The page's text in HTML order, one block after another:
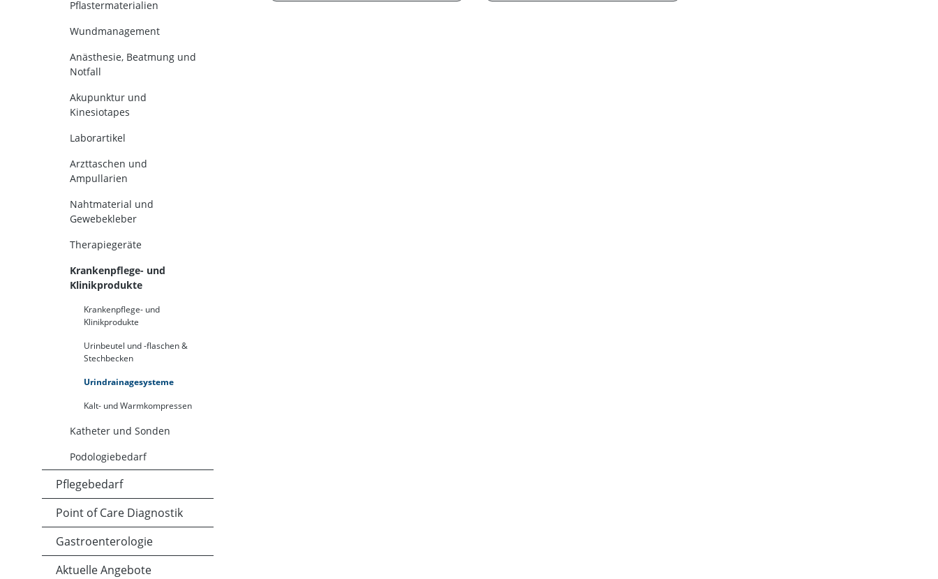
Pflastermaterialien
Wundmanagement
Anästhesie, Beatmung und
Notfall
Akupunktur und
Kinesiotapes
Laborartikel
Arzttaschen und
Ampullarien
Nahtmaterial und
Gewebekleber
Therapiegeräte
Krankenpflege- und
Klinikprodukte
Krankenpflege- und
Klinikprodukte
Urinbeutel und -flaschen &
Stechbecken
Urindrainagesysteme
Kalt- und Warmkompressen
Katheter und Sonden
Podologiebedarf
Pflegebedarf
Point of Care Diagnostik
Gastroenterologie
Aktuelle Angebote